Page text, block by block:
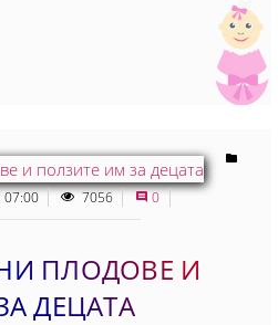
07:00 7056 0
ПЛОДОВЕ И
ДЕЦАТА